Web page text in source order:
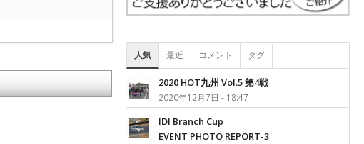
人気 最近 コメント タグ
2020 HOT九州 Vol.5 第4戦
2020年12月7日 - 18:47
IDI Branch Cup
EVENT PHOTO REPORT-3